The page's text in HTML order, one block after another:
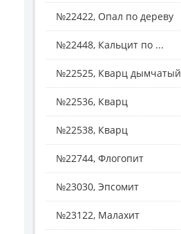
№22422, Опал по дереву
№22448, Кальцит по ...
№22525, Кварц дымчатый
№22536, Кварц
№22538, Кварц
№22744, Флогопит
№23030, Эпсомит
№23122, Малахит